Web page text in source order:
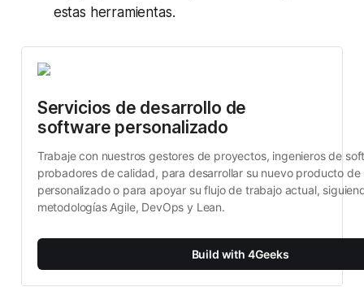
estas herramientas.
Servicios de desarrollo de
software personalizado
Trabaje con nuestros gestores de proyectos, ingenieros de
probadores de calidad, para desarrollar su nuevo producto de
personalizado o para apoyar su flujo de trabajo actual,
metodologías Agile, DevOps y Lean.
Build with 4Geeks